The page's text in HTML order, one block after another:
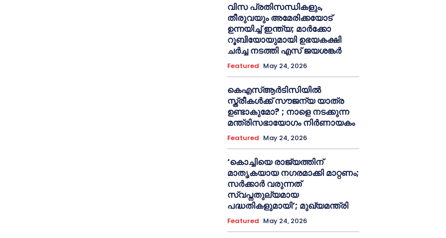
വിസ പ്രതിസന്ധികളും,
തീരുവയും അമേരിക്കയോട്
ഉന്നയിച്ച് ഇന്ത്യ; മാർക്കോ
റൂബിയോയുമായി ഉഭയകക്ഷി
ചർച്ച നടത്തി എസ് ജയശങ്കർ
Featured May 24, 2026
കെഎസ്ആർടിസിയിൽ
സ്ത്രീകൾക്ക് സൗജന്യ യാത്ര
ഉണ്ടാകുമോ? ; നാളെ നടക്കുന്ന
മന്ത്രിസഭായോഗം നിർണായകം
Featured May 24, 2026
‘കൊച്ചിയെ രാജ്യത്തിന്
മാതൃകയായ നഗരമാക്കി മാറ്റണം;
സർക്കാർ വരുന്നത്
സ്വപ്നതുല്യമായ
പദ്ധതികളുമായി’; മുഖ്യമന്ത്രി
Featured May 24, 2026